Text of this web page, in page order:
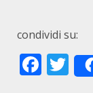
condividi su: